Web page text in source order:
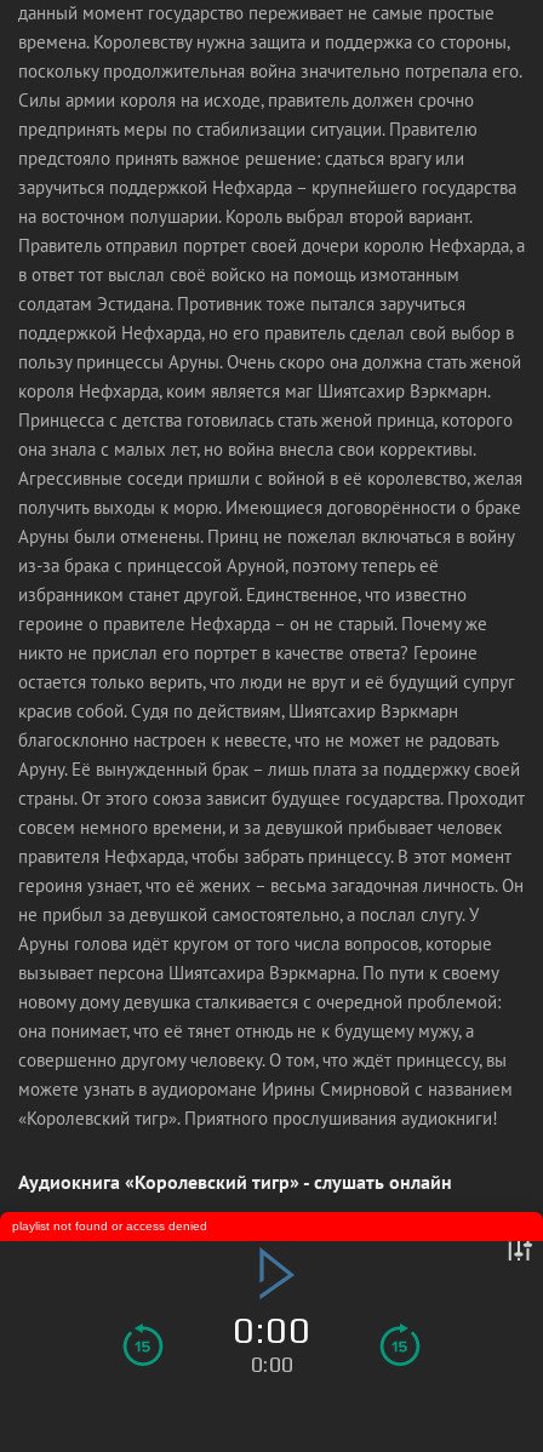
данный момент государство переживает не самые простые
времена. Королевству нужна защита и поддержка со стороны,
поскольку продолжительная война значительно потрепала его.
Силы армии короля на исходе, правитель должен срочно
предпринять меры по стабилизации ситуации. Правителю
предстояло принять важное решение: сдаться врагу или
заручиться поддержкой Нефхарда – крупнейшего государства
на восточном полушарии. Король выбрал второй вариант.
Правитель отправил портрет своей дочери королю Нефхарда, а
в ответ тот выслал своё войско на помощь измотанным
солдатам Эстидана. Противник тоже пытался заручиться
поддержкой Нефхарда, но его правитель сделал свой выбор в
пользу принцессы Аруны. Очень скоро она должна стать женой
короля Нефхарда, коим является маг Шиятсахир Вэркмарн.
Принцесса с детства готовилась стать женой принца, которого
она знала с малых лет, но война внесла свои коррективы.
Агрессивные соседи пришли с войной в её королевство, желая
получить выходы к морю. Имеющиеся договорённости о браке
Аруны были отменены. Принц не пожелал включаться в войну
из-за брака с принцессой Аруной, поэтому теперь её
избранником станет другой. Единственное, что известно
героине о правителе Нефхарда – он не старый. Почему же
никто не прислал его портрет в качестве ответа? Героине
остается только верить, что люди не врут и её будущий супруг
красив собой. Судя по действиям, Шиятсахир Вэркмарн
благосклонно настроен к невесте, что не может не радовать
Аруну. Её вынужденный брак – лишь плата за поддержку своей
страны. От этого союза зависит будущее государства. Проходит
совсем немного времени, и за девушкой прибывает человек
правителя Нефхарда, чтобы забрать принцессу. В этот момент
героиня узнает, что её жених – весьма загадочная личность. Он
не прибыл за девушкой самостоятельно, а послал слугу. У
Аруны голова идёт кругом от того числа вопросов, которые
вызывает персона Шиятсахира Вэркмарна. По пути к своему
новому дому девушка сталкивается с очередной проблемой:
она понимает, что её тянет отнюдь не к будущему мужу, а
совершенно другому человеку. О том, что ждёт принцессу, вы
можете узнать в аудиоромане Ирины Смирновой с названием
«Королевский тигр». Приятного прослушивания аудиокниги!
Аудиокнига «Королевский тигр» - слушать онлайн
0:00
0:00
playlist not found or access denied